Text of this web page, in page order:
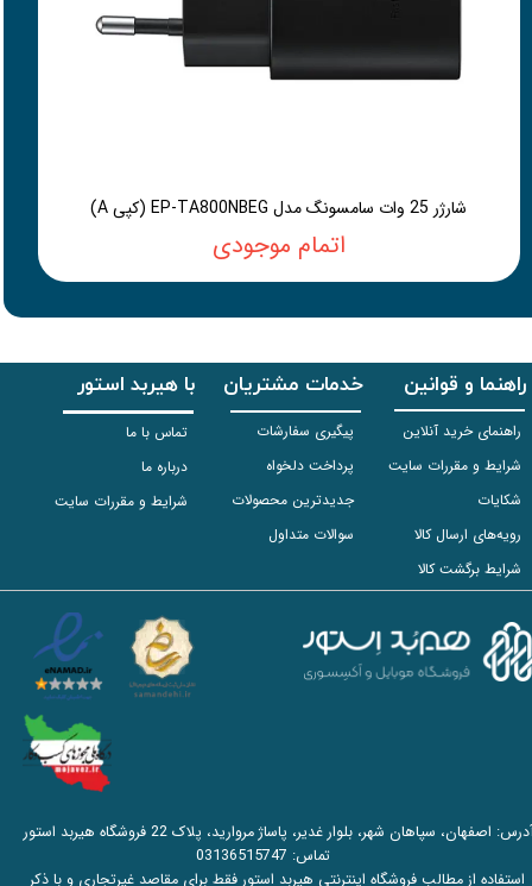
شارژر 25 وات سامسونگ مدل EP-TA800NBEG (کپی A)
اتمام موجودی
راهنما و قوانین
راهنمای خرید آنلاین
شرایط و مقررات سایت
شکایات
رویه‌های ارسال کالا
شرایط برگشت کالا
خدمات مشتریان
پیگیری سفارشات
پرداخت دلخواه
جدیدترین محصولات
سوالات متداول
با هیربد استور
تماس با ما
درباره ما
شرایط و مقررات سایت
آدرس: اصفهان، سپاهان شهر، بلوار غدیر، پاساژ مروارید، پلاک 22 فروشگاه هیربد استور
تماس: 03136515747
استفاده از مطالب فروشگاه اینترنتی هیربد استور فقط برای مقاصد غیرتجاری و با ذکر